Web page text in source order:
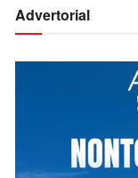
Advertorial